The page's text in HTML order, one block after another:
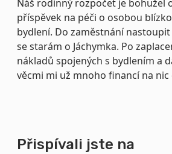
Přispívali jste na
Náš rodinný rozpočet je bohužel
příspěvek na péči o osobou
bydlení. Do zaměstnání
se starám o Jáchymka. Po
nákladů spojených s bydlením a
věcmi mi už mnoho financí na nic